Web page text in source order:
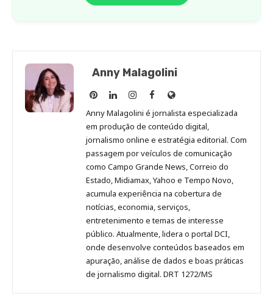
Anny Malagolini
Anny
Malagolini
no
Pinterest
Anny
Malagolini
no
LinkedIn
Anny
Malagolini
no
Instagram
Anny
Malagolini
no
Facebook
Site
de
Anny
Malagolini
Anny Malagolini é jornalista especializada
em produção de conteúdo digital,
jornalismo online e estratégia editorial. Com
passagem por veículos de comunicação
como Campo Grande News, Correio do
Estado, Midiamax, Yahoo e Tempo Novo,
acumula experiência na cobertura de
notícias, economia, serviços,
entretenimento e temas de interesse
público. Atualmente, lidera o portal DCI,
onde desenvolve conteúdos baseados em
apuração, análise de dados e boas práticas
de jornalismo digital. DRT 1272/MS